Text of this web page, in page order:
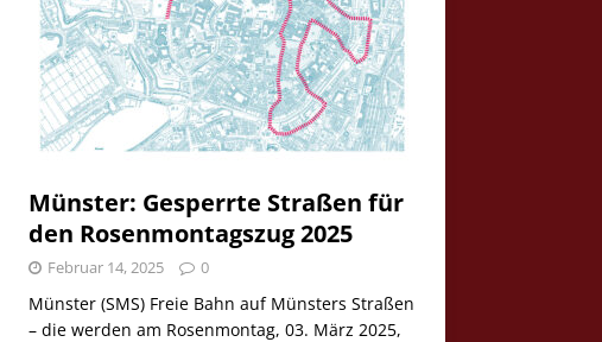
Münster: Gesperrte Straßen für
den Rosenmontagszug 2025
Februar 14, 2025 0
Münster (SMS) Freie Bahn auf Münsters Straßen
– die werden am Rosenmontag, 03. März 2025,